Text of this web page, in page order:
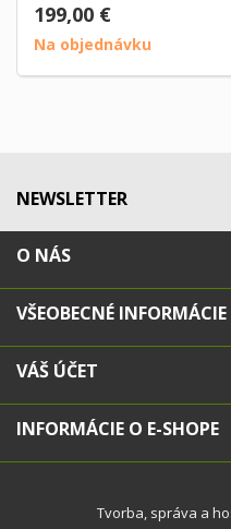
199,00 €
Na objednávku
NEWSLETTER
O NÁS
VŠEOBECNÉ INFORMÁCIE
VÁŠ ÚČET
INFORMÁCIE O E-SHOPE
Tvorba, správa a